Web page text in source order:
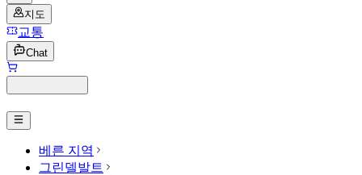
지도
교통
Chat
베른 지역
그린델발트